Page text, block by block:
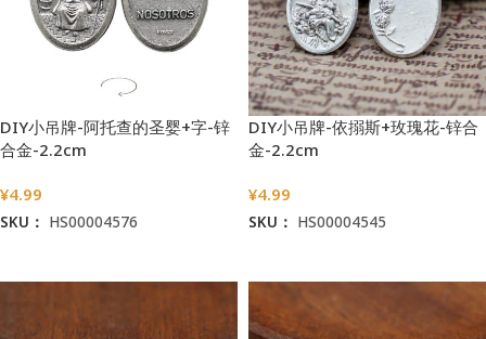
DIY小吊牌-阿托查的圣婴+字-锌
合金-2.2cm
¥4.99
SKU： HS00004576
DIY小吊牌-依搦斯+玫瑰花-锌合
金-2.2cm
¥4.99
SKU： HS00004545